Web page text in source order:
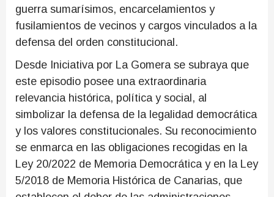
guerra sumarísimos, encarcelamientos y
fusilamientos de vecinos y cargos vinculados a la
defensa del orden constitucional.
Desde Iniciativa por La Gomera se subraya que
este episodio posee una extraordinaria
relevancia histórica, política y social, al
simbolizar la defensa de la legalidad democrática
y los valores constitucionales. Su reconocimiento
se enmarca en las obligaciones recogidas en la
Ley 20/2022 de Memoria Democrática y en la Ley
5/2018 de Memoria Histórica de Canarias, que